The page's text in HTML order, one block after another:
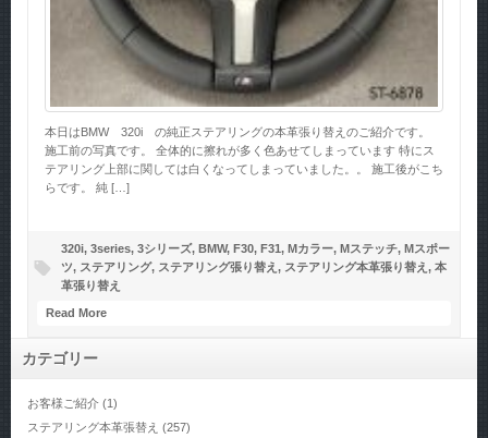
本日はBMW 320i の純正ステアリングの本革張り替えのご紹介です。
施工前の写真です。 全体的に擦れが多く色あせてしまっています 特にス
テアリング上部に関しては白くなってしまっていました。。 施工後がこち
らです。 純 […]
320i, 3series, 3シリーズ, BMW, F30, F31, Mカラー, Mステッチ, Mスポー
ツ, ステアリング, ステアリング張り替え , ステアリング本革張り替え , 本
革張り替え
Read More
カテゴリー
お客様ご紹介 (1)
ステアリング本革張替え (257)